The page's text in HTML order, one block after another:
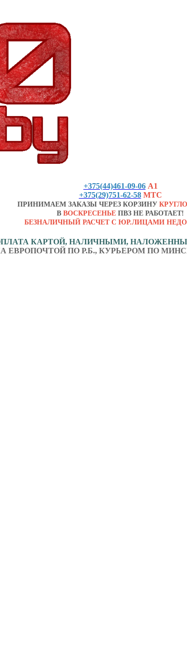
+375(44)461-09-06 А1
+375(29)751-62-58 МТС
ПРИНИМАЕМ ЗАКАЗЫ ЧЕРЕЗ КОРЗИНУ
В ВОСКРЕСЕНЬЕ ПВЗ НЕ РАБОТАЕТ!
БЕЗНАЛИЧНЫЙ РАСЧЕТ С ЮР.ЛИЦАМИ
КАРТОЙ, НАЛИЧНЫМИ,
ЕВРОПОЧТОЙ ПО Р.Б., КУРЬЕРОМ ПО